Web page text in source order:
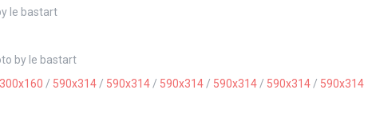
by le bastart
300x160 / 590x314/ 590x314/ 590x314/ 590x314/ 590x314/ 590x314